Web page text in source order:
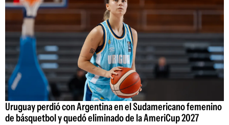
Uruguay perdió con Argentina en el Sudamericano femenino
de básquetbol y quedó eliminado de la AmeriCup 2027